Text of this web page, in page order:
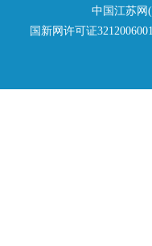
中国江苏
国新网许可证